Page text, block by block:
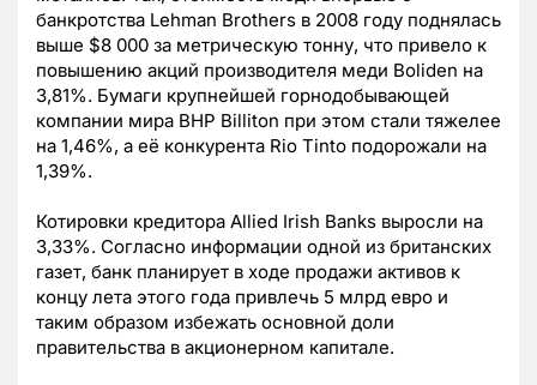
банкротства Lehman Brothers в 2008 году поднялась
выше $8 000 за метрическую тонну, что привело к
повышению акций производителя меди Boliden на
3,81%. Бумаги крупнейшей горнодобывающей
компании мира BHP Billiton при этом стали тяжелее
на 1,46%, а её конкурента Rio Tinto подорожали на
1,39%.
Котировки кредитора Allied Irish Banks выросли на
3,33%. Согласно информации одной из британских
газет, банк планирует в ходе продажи активов к
концу лета этого года привлечь 5 млрд евро и
таким образом избежать основной доли
правительства в акционерном капитале.